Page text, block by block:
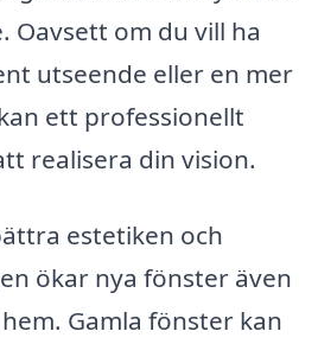
Oavsett om du vill ha
utseende eller en mer
ett professionellt
realisera din vision.
estetiken och
ökar nya fönster även
Gamla fönster kan